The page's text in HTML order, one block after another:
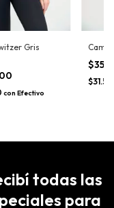
Gris
con Efectivo
todas las
para